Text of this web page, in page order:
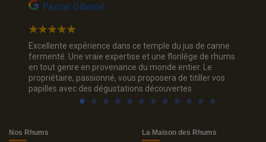
Pascal Giberné
Excellente expérience dans ce temple du jus de canne
fermenté. Une vraie expertise et une florilège de rhums
en tout genre en provenance du monde entier. Le
propriétaire, passionné, vous proposera de titiller vos
papilles avec des dégustations découvertes
Nos Rhums La Maison des Rhums